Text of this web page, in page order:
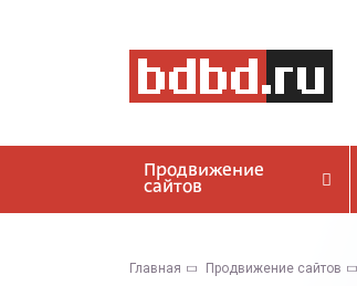
Продвижение
сайтов
Главная Продвижение сайтов